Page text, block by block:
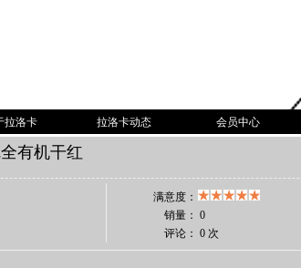
拉洛卡 拉洛卡动态 会员中心
有机干红
满意度：
销量： 0
评论： 0 次